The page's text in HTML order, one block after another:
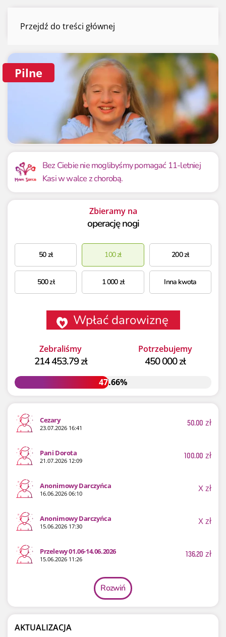
Przejdź do treści głównejKasia Kośmider
Pilne
Mamy już
214 453.79 zł
Potrzebujemy
450 000 zł
47.66% 47.66%
Bez Ciebie nie moglibyśmy pomagać 11-letniej
Kasi w walce z chorobą.
Zbieramy na
operację nogi
50zł 100zł 200zł
500zł 1 000zł Inna kwota
Wpłać darowiznę
Zebraliśmy
214 453.79 zł
Potrzebujemy
450 000 zł
47.66%
47.66%
Cezary
23.07.2026 16:41 50.00 zł
Pani Dorota
21.07.2026 12:09 100.00 zł
Anonimowy Darczyńca
16.06.2026 06:10 Xzł
Anonimowy Darczyńca
15.06.2026 17:30 Xzł
Przelewy 01.06-14.06.2026
15.06.2026 11:26 136.20 zł
Rozwiń
AKTUALIZACJA